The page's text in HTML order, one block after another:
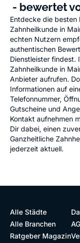
- bewertet
Entdecke die besten
Zahnheilkunde in
echten Nutzern
authentischen
Dienstleister findest.
Zahnheilkunde in
Anbieter aufrufen.
Informationen auf
Telefonnummer,
Gutscheine und
Kontakt aufnehmen
Dir dabei, einen
Ganzheitliche
jederzeit aktuell.
Alle Städte
Alle Branchen
Ratgeber Magazin